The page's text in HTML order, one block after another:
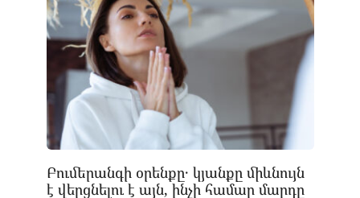
Բումերանգի օրենքը․ կյանքը միևնույն
է վերցնելու է այն, ինչի համար մարդը